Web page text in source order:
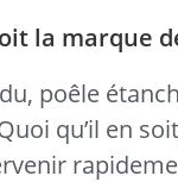
la marque
poêle
qu’il en